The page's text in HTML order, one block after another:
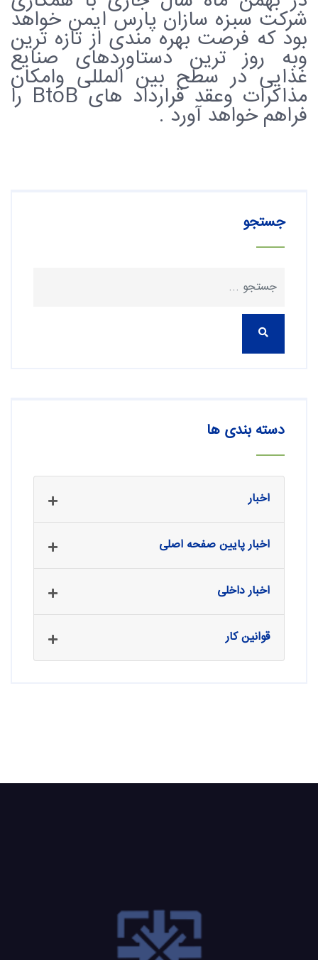
شرکت سبزه سازان پارس ایمن خواهد
بود که فرصت بهره مندی از تازه ترین
وبه روز ترین دستاوردهای صنایع
غذایی در سطح بین المللی وامکان
مذاکرات وعقد قرارداد های BtoB را
فراهم خواهد آورد .
جستجو
دسته بندی ها
اخبار
اخبار پایین صفحه اصلی
اخبار داخلی
قوانین کار